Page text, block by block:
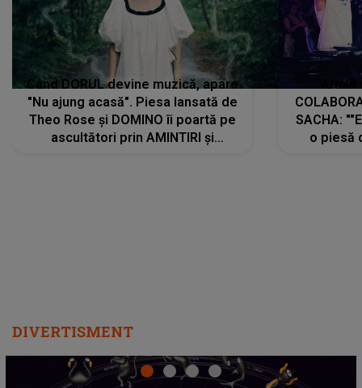
Când DORUL devine muzică, apare
"Nu ajung acasă". Piesa lansată de
Theo Rose și DOMINO îi poartă pe
ascultători prin AMINTIRI și
SACHA:
o piesă
DIVERTISMENT